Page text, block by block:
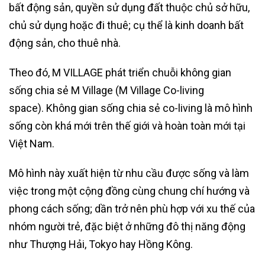
bất động sản, quyền sử dụng đất thuộc chủ sở hữu,
chủ sử dụng hoặc đi thuê; cụ thể là kinh doanh bất
động sản, cho thuê nhà.
Theo đó, M VILLAGE phát triển chuỗi không gian
sống chia sẻ M Village (M Village Co-living
space). Không gian sống chia sẻ co-living là mô hình
sống còn khá mới trên thế giới và hoàn toàn mới tại
Việt Nam.
Mô hình này xuất hiện từ nhu cầu được sống và làm
việc trong một cộng đồng cùng chung chí hướng và
phong cách sống; dần trở nên phù hợp với xu thế của
nhóm người trẻ, đặc biệt ở những đô thị năng động
như Thượng Hải, Tokyo hay Hồng Kông.